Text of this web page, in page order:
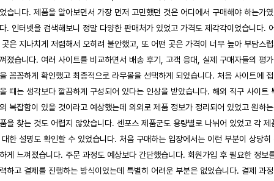
습니다. 제품을 알아보면서 가장 먼저 고민했던 것은 어디에서 구매해야 하는가
. 인터넷을 검색해보니 정말 다양한 판매처가 있었고 가격도 제각각이었습니다. 어
곳은 지나치게 저렴해서 오히려 불안했고, 또 어떤 곳은 가격이 너무 높아 부담스럽
졌습니다. 여러 사이트를 비교하면서 배송 후기, 고객 응대, 실제 구매자들의 평가
꼼꼼하게 확인했고 최종적으로 라무몰을 선택하게 되었습니다. 처음 사이트에
때는 생각보다 깔끔하게 구성되어 있다는 인상을 받았습니다. 해외 직구 사이트
복잡함이 있을 것이라고 예상했는데 의외로 제품 정보가 정리되어 있었고 원하는
을 찾는 것도 어렵지 않았습니다. 센포스 제품군도 용량별로 나뉘어 있었고 각 제
대한 설명도 확인할 수 있었습니다. 처음 구매하는 입장에서는 이런 부분이 상당히
게 느껴졌습니다. 주문 과정도 예상보다 간단했습니다. 회원가입 후 필요한 정보
하고 결제를 진행하는 방식이었는데 특별히 어려운 부분은 없었습니다. 결제 과정